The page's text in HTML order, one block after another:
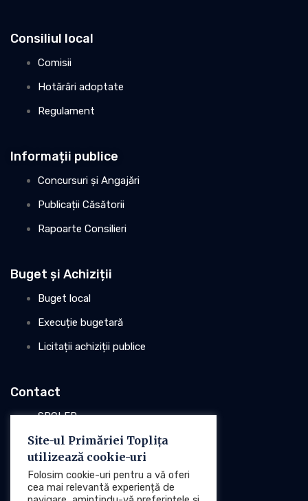
Consiliul local
Comisii
Hotărâri adoptate
Regulament
Informații publice
Concursuri și Angajări
Publicații Căsătorii
Rapoarte Consilieri
Buget și Achiziții
Buget local
Execuție bugetară
Licitații achiziții publice
Contact
SPCLEP
Stare civilă
Poliția locală
Site-ul Primăriei Toplița
utilizează cookie-uri
Folosim cookie-uri pentru a vă oferi
cea mai relevantă experiență de